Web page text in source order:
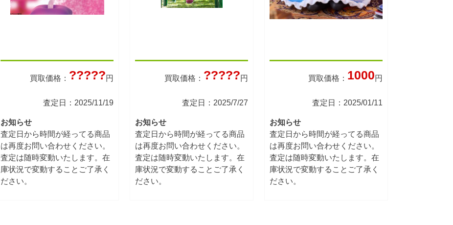
買取価格： ?????円
査定日：2025/11/19
お知らせ
査定日から時間が経ってる商品
は再度お問い合わせください。
査定は随時変動いたします。在
庫状況で変動することご了承く
ださい。
買取価格： ?????円
査定日：2025/7/27
お知らせ
査定日から時間が経ってる商品
は再度お問い合わせください。
査定は随時変動いたします。在
庫状況で変動することご了承く
ださい。
買取価格： 1000円
査定日：2025/01/11
お知らせ
査定日から時間が経ってる商品
は再度お問い合わせください。
査定は随時変動いたします。在
庫状況で変動することご了承く
ださい。